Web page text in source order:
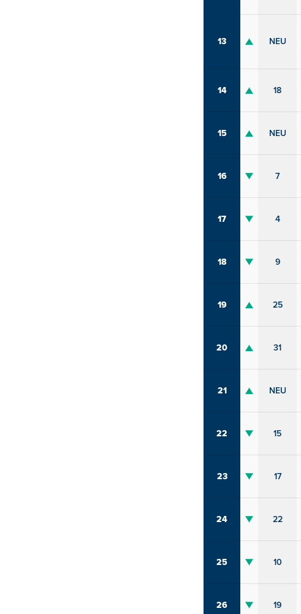
13 NEU
14 18
15 NEU
16 7
17 4
18 9
19 25
20 31
21 NEU
22 15
23 17
24 22
25 10
26 19